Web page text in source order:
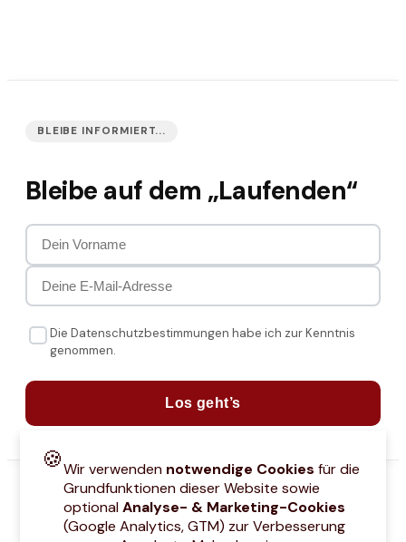
BLEIBE INFORMIERT...
Bleibe auf dem „Laufenden“
Die Datenschutzbestimmungen habe ich zur Kenntnis
genommen.
Los geht’s
🍪Wir verwenden notwendige Cookies für die
Grundfunktionen dieser Website sowie
optionalAnalyse- & Marketing-Cookies
(Google Analytics, GTM) zur Verbesserung